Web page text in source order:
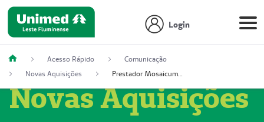
Login
Acesso Rápido
Comunicação
Novas Aquisições
Prestador Mosaicum Espaço Clínico Ltda (51004352-0)
Novas Aquisições